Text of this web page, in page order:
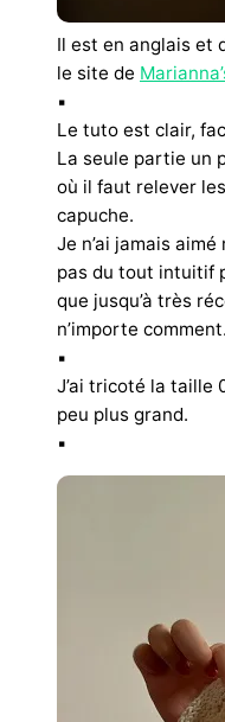
Il est en anglais et
le site de
▪︎
Le tuto est clair,
La seule partie un
où il faut relever
capuche.
Je n’ai jamais
pas du tout intuitif
que jusqu’à très
n’importe comment.
▪︎
J’ai tricoté la taille
peu plus grand.
▪︎